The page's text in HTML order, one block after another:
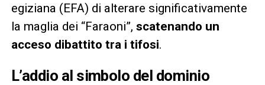
egiziana (EFA) di alterare significativamente
la maglia dei “Faraoni”, scatenando un
acceso dibattito tra i tifosi.
L’addio al simbolo del dominio